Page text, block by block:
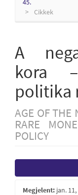
45.
Cikkek
A
kora
politika
AGE OF THE
RARE
POLICY
Article
Sidebar
Megjelent: jan.